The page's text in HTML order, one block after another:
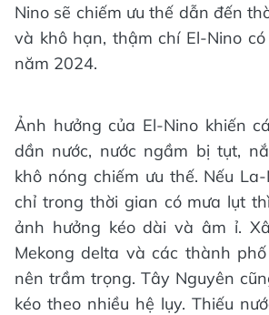
Nino sẽ chiếm ưu thế dẫn đến
và khô hạn, thậm chí El-Nino
năm 2024.
Ảnh hưởng của El-Nino khiến
dần nước, nước ngầm bị tụt,
khô nóng chiếm ưu thế. Nếu
chỉ trong thời gian có mưa lụt
ảnh hưởng kéo dài và âm ỉ.
Mekong delta và các thành
nên trầm trọng. Tây Nguyên
kéo theo nhiều hệ lụy. Thiếu